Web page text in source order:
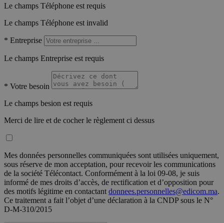
Le champs Téléphone est requis
Le champs Téléphone est invalid
* Entreprise
Le champs Entreprise est requis
* Votre besoin
Le champs besion est requis
Merci de lire et de cocher le règlement ci dessus
Mes données personnelles communiquées sont utilisées uniquement,
sous réserve de mon acceptation, pour recevoir les communications
de la société Télécontact. Conformément à la loi 09-08, je suis
informé de mes droits d’accès, de rectification et d’opposition pour
des motifs légitime en contactant donnees.personnelles@edicom.ma.
Ce traitement a fait l’objet d’une déclaration à la CNDP sous le N°
D-M-310/2015